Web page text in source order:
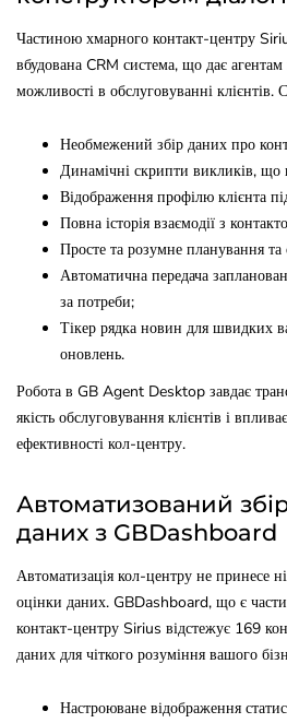
Частиною хмарного контакт-центру
вбудована CRM система, що дає
можливості в обслуговуванні клієнтів.
Необмежений збір даних про
Динамічні скрипти викликів, що
Відображення профілю клієнта
Повна історія взаємодії з
Просте та розумне планування та
Автоматична передача
за потреби;
Тікер рядка новин для швидких
оновлень.
Робота в GB Agent Desktop завдає
якість обслуговування клієнтів і
ефективності кол-центру.
Автоматизований
даних з GBDashboard
Автоматизація кол-центру не принесе
оцінки даних. GBDashboard, що є
контакт-центру Sirius відстежує 169
даних для чіткого розуміння вашого
Настроюване відображення